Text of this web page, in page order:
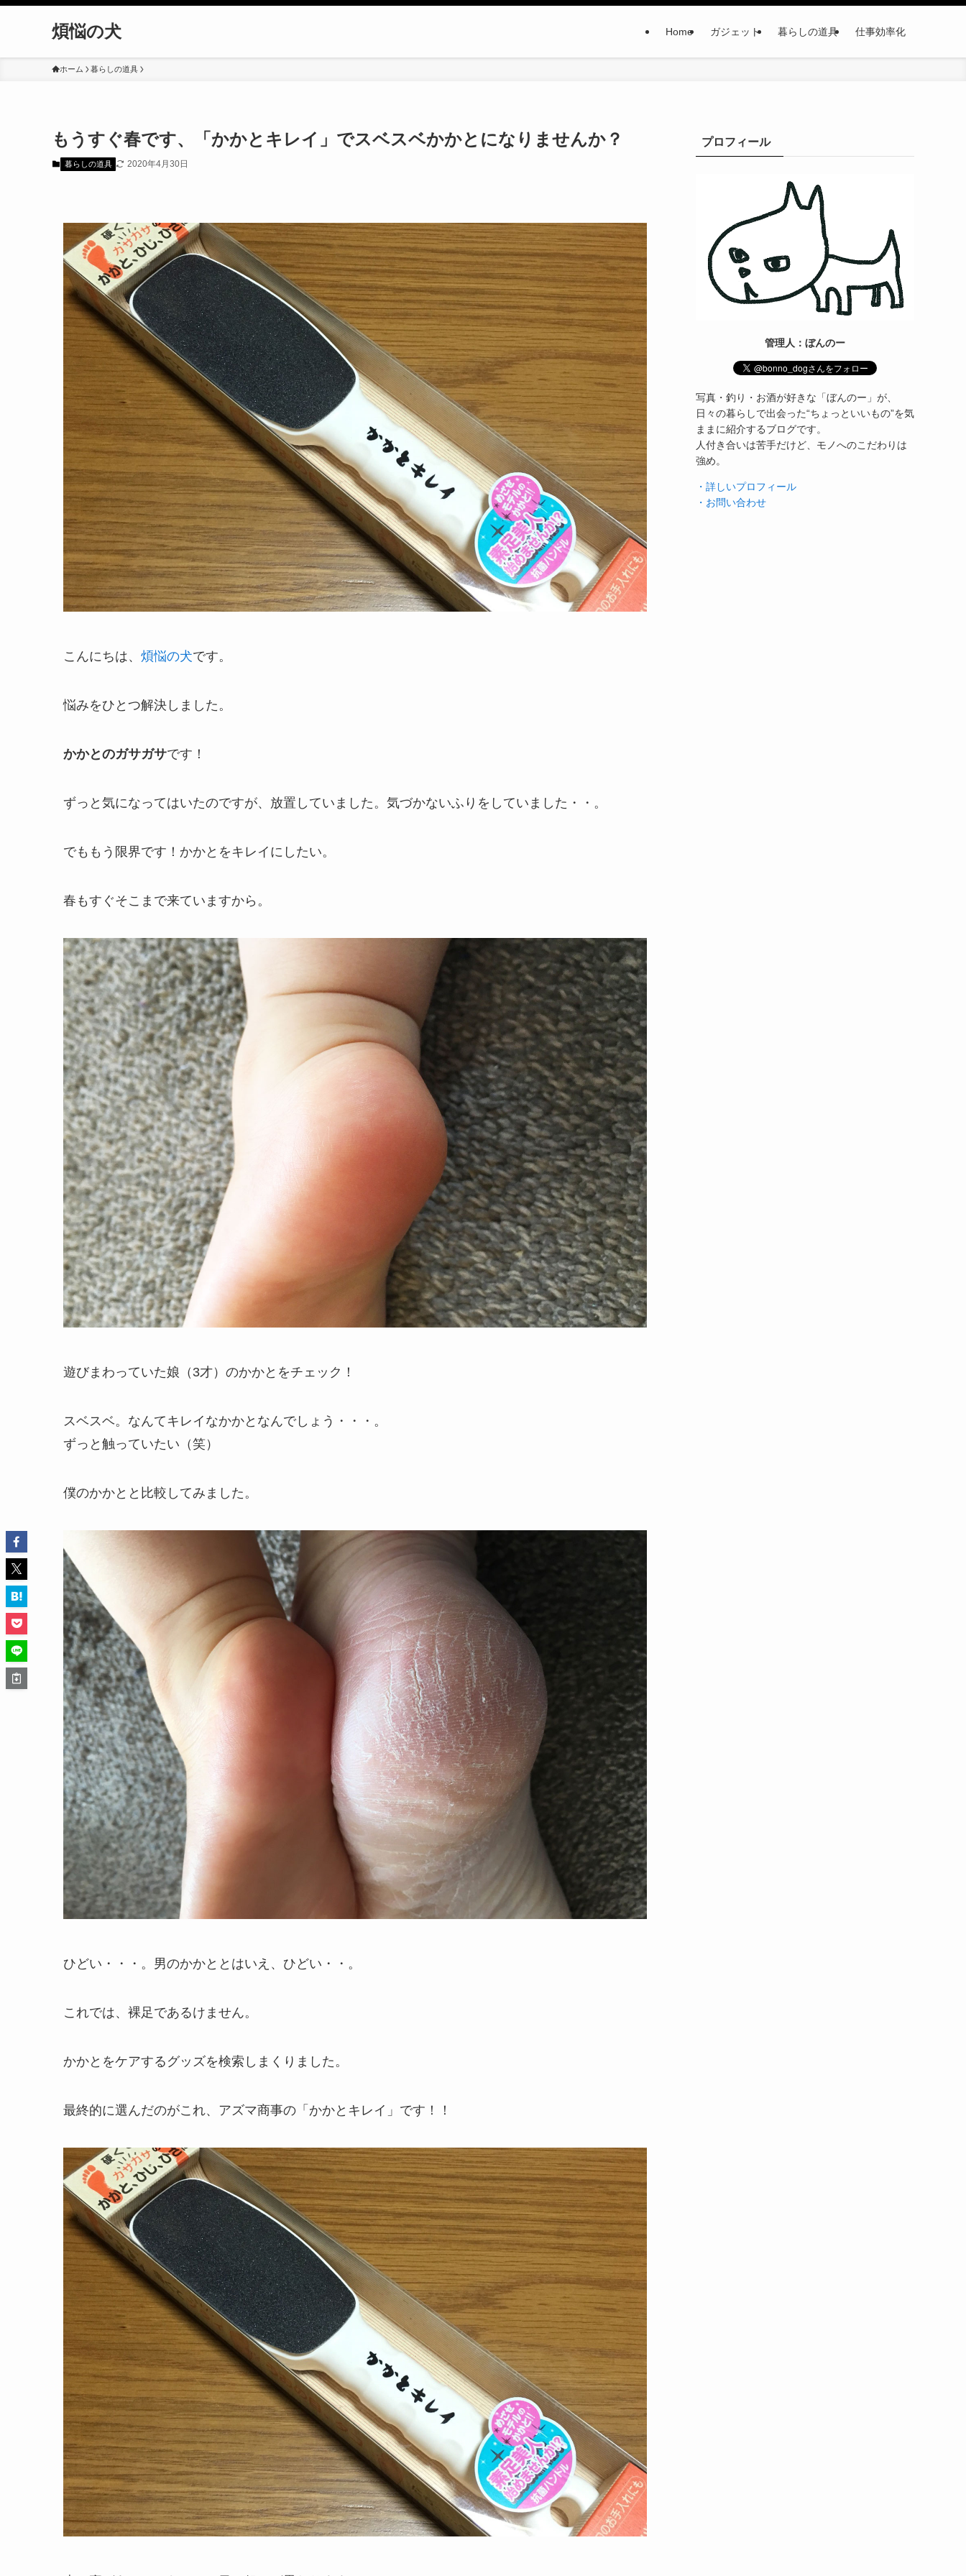
煩悩の犬 Home ガジェット 暮らしの道具 仕事効率化
ホーム 暮らしの道具
もうすぐ春です、「かかとキレイ」でスベスベかかとになりませんか？
暮らしの道具 2020年4月30日
こんにちは、 煩悩の犬です。
悩みをひとつ解決しました。
かかとのガサガサです！
ずっと気になってはいたのですが、放置していました。気づかないふりをしていました・・。
でももう限界です！かかとをキレイにしたい。
春もすぐそこまで来ていますから。
遊びまわっていた娘（3才）のかかとをチェック！
スベスベ。なんてキレイなかかとなんでしょう・・・。
ずっと触っていたい（笑）
僕のかかとと比較してみました。
ひどい・・・。男のかかととはいえ、ひどい・・。
これでは、裸足であるけません。
かかとをケアするグッズを検索しまくりました。
最終的に選んだのがこれ、アズマ商事の「かかとキレイ」です！！
プロフィール
管理人：ぼんのー
写真・釣り・お酒が好きな「ぼんのー」が、
日々の暮らしで出会った“ちょっといいもの”を気
ままに紹介するブログです。
人付き合いは苦手だけど、モノへのこだわりは
強め。
・詳しいプロフィール
・お問い合わせ